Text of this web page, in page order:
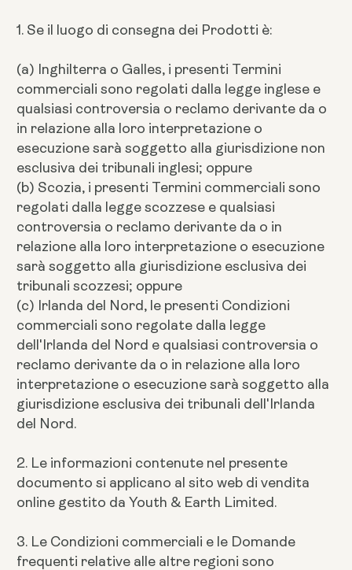
1. Se il luogo di consegna dei Prodotti è:
(a) Inghilterra o Galles, i presenti Termini
commerciali sono regolati dalla legge inglese e
qualsiasi controversia o reclamo derivante da o
in relazione alla loro interpretazione o
esecuzione sarà soggetto alla giurisdizione non
esclusiva dei tribunali inglesi; oppure
(b) Scozia, i presenti Termini commerciali sono
regolati dalla legge scozzese e qualsiasi
controversia o reclamo derivante da o in
relazione alla loro interpretazione o esecuzione
sarà soggetto alla giurisdizione esclusiva dei
tribunali scozzesi; oppure
(c) Irlanda del Nord, le presenti Condizioni
commerciali sono regolate dalla legge
dell'Irlanda del Nord e qualsiasi controversia o
reclamo derivante da o in relazione alla loro
interpretazione o esecuzione sarà soggetto alla
giurisdizione esclusiva dei tribunali dell'Irlanda
del Nord.
2. Le informazioni contenute nel presente
documento si applicano al sito web di vendita
online gestito da Youth & Earth Limited.
3. Le Condizioni commerciali e le Domande
frequenti relative alle altre regioni sono